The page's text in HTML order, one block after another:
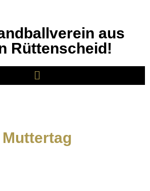
aus
Rüttenscheid!
Muttertag